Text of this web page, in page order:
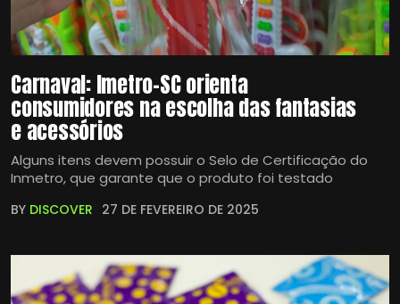
Carnaval: Imetro-SC orienta
consumidores na escolha das fantasias
e acessórios
Alguns itens devem possuir o Selo de Certificação do
Inmetro, que garante que o produto foi testado
BY DISCOVER 27 DE FEVEREIRO DE 2025